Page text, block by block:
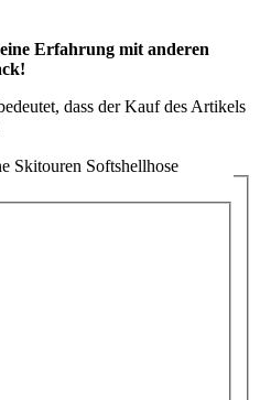
Erfahrung mit anderen
dass der Kauf des Artikels
Skitouren Softshellhose